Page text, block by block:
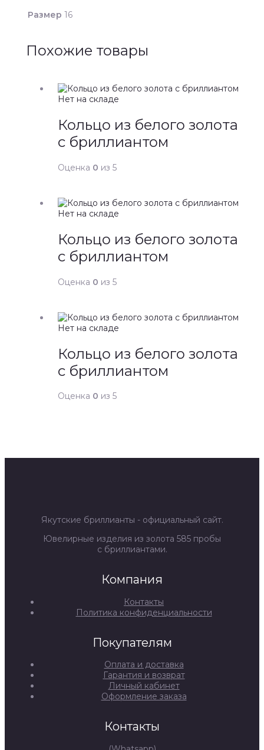
Размер 16
Похожие товары
Нет на складе
Кольцо из белого золота
с бриллиантом
Оценка 0 из 5
Нет на складе
Кольцо из белого золота
с бриллиантом
Оценка 0 из 5
Нет на складе
Кольцо из белого золота
с бриллиантом
Оценка 0 из 5
Якутские бриллианты - официальный сайт.
Ювелирные изделия из золота 585 пробы
с бриллиантами.
Компания
Контакты
Политика конфиденциальности
Покупателям
Оплата и доставка
Гарантия и возврат
Личный кабинет
Оформление заказа
Контакты